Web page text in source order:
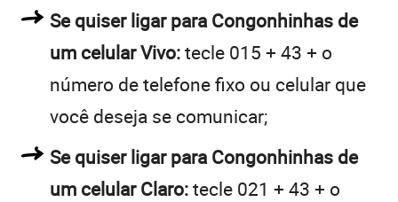
Se quiser ligar para Congonhinhas de
um celular Vivo:tecle 015 + 43 + o
número de telefone fixo ou celular que
você deseja se comunicar;
Se quiser ligar para Congonhinhas de
um celular Claro:tecle 021 + 43 + o